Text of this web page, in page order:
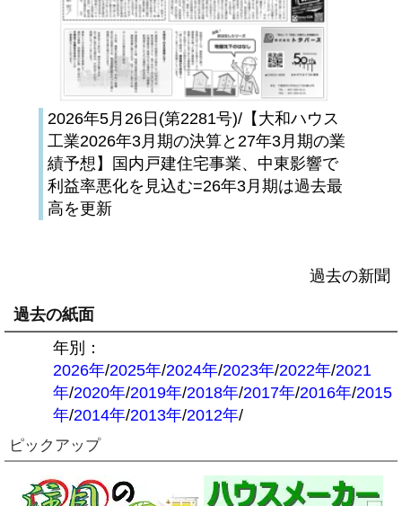
2026年5月26日(第2281号)/【大和ハウス
工業2026年3月期の決算と27年3月期の業
績予想】国内戸建住宅事業、中東影響で
利益率悪化を見込む=26年3月期は過去最
高を更新
過去の新聞
過去の紙面
年別：
2026年/2025年/2024年/2023年/2022年/2021
年/2020年/2019年/2018年/2017年/2016年/2015
年/2014年/2013年/2012年/
ピックアップ